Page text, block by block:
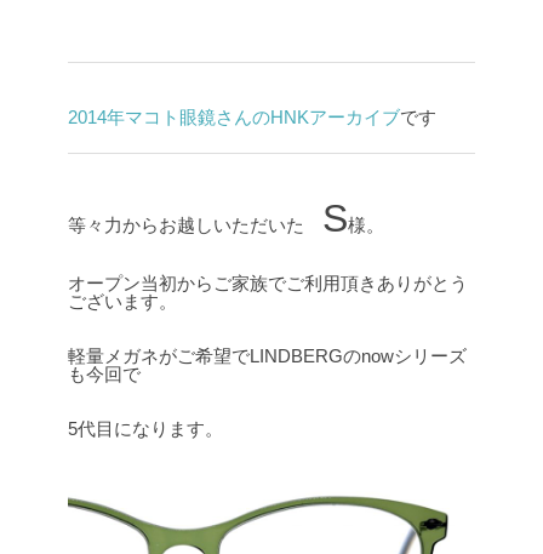
2014年マコト眼鏡さんのHNKアーカイブです
等々力からお越しいただいた S様。
オープン当初からご家族でご利用頂きありがとう
ございます。
軽量メガネがご希望でLINDBERGのnowシリーズ
も今回で
5代目になります。